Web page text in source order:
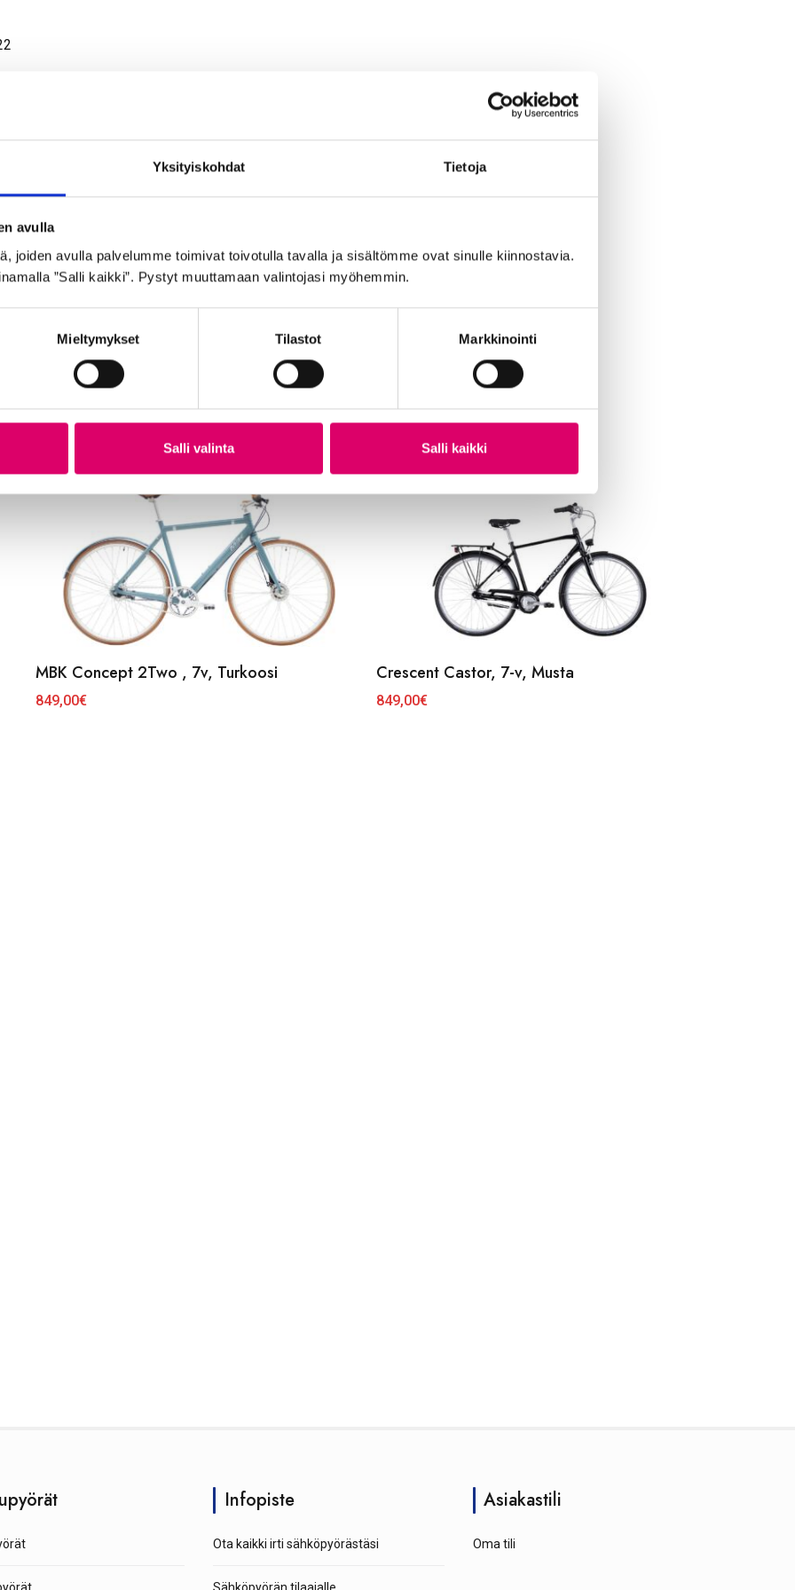
Yksityiskohdat Tietoja
avulla
joiden avulla palvelumme toimivat toivotulla tavalla ja sisältömme ovat sinulle kiinnostavia.
”Salli kaikki”. Pystyt muuttamaan valintojasi myöhemmin.
Mieltymykset Tilastot Markkinointi
Salli valinta Salli kaikki
MBK Concept 2Two , 7v, Turkoosi
849,00€
Crescent Castor, 7-v, Musta
849,00€
Infopiste
Ota kaikki irti sähköpyörästäsi
Asiakastili
Oma tili